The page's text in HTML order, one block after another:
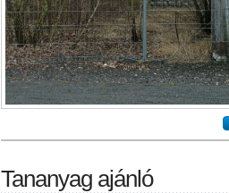
Tananyag ajánló